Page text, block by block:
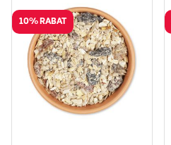
10% RABAT